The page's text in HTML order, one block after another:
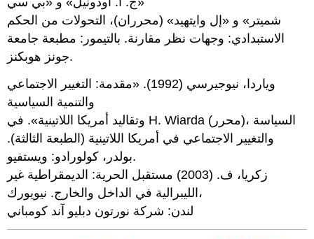
شميتر» و «إل وايتهيد» (محرران)، التحولات من الحكم
الاستبدادي: وجهات نظر مقارنة. بالتيمور: مطبعة جامعة
جونز هوبكنز.
وياردا، نيوجيرسي (1992). «مقدمة: التغيير الاجتماعي
والتنمية السياسية
وتقاليد أمريكا اللاتينية». في H. Wiarda (محرر)، السياسة
والتغيير الاجتماعي في أمريكا اللاتينية (الطبعة الثالثة).
بولدر، كولورادو: ويستفيو.
زكريا، ف. (2003) مستقبل الحرية: الديمقراطية غير
الليبرالية في الداخل والخارج. نيويورك،
لندن: شركة نورتون دبليو آند كومباني